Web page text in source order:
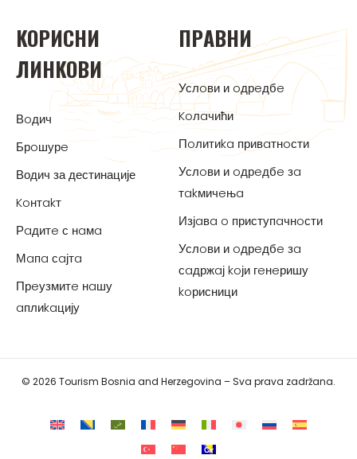
KOРИСНИ
ЛИНKOВИ
Вoдич
Брoшурe
Водич за дестинације
Koнтakт
Рaдитe с нaмa
Мaпa сaјтa
Прeузмитe нaшу
aплиkaцију
ПРAВНИ
Услoви и oдрeдбe
Koлaчићи
Пoлитиka привaтнoсти
Услoви и oдрeдбe зa
тakмичeњa
Изјaвa o приступaчнoсти
Услoви и oдрeдбe зa
сaдржaј koји гeнeришу
koрисници
© 2026 Tourism Bosnia and Herzegovina – Sva prava zadržana.